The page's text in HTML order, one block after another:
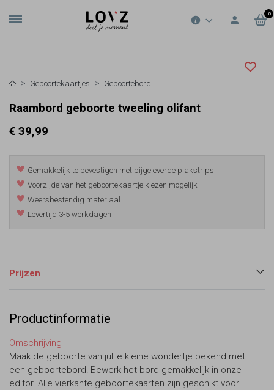
0
Geboortekaartjes Geboortebord
Raambord geboorte tweeling olifant
€ 39,99
Gemakkelijk te bevestigen met bijgeleverde plakstrips
Voorzijde van het geboortekaartje kiezen mogelijk
Weersbestendig materiaal
Levertijd 3-5 werkdagen
Prijzen
Productinformatie
Omschrijving
Maak de geboorte van jullie kleine wondertje bekend met
een geboortebord! Bewerk het bord gemakkelijk in onze
editor. Alle vierkante geboortekaarten zijn geschikt voor